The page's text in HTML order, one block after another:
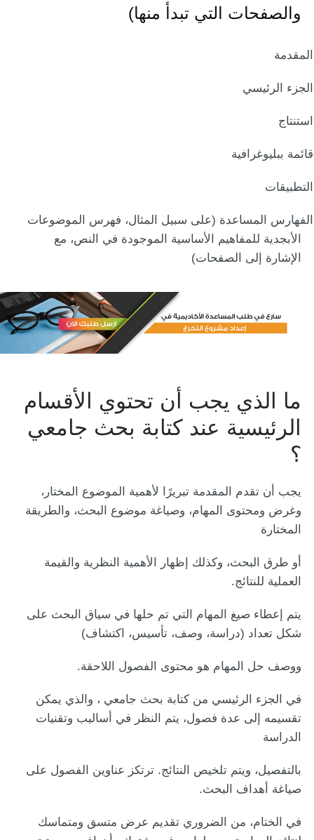
والصفحات التي تبدأ منها)
المقدمة
الجزء الرئيسي
استنتاج
قائمة ببليوغرافية
التطبيقات
الفهارس المساعدة (على سبيل المثال، فهرس الموضوعات
الأبجدية للمفاهيم الأساسية الموجودة في النص، مع
الإشارة إلى الصفحات)
ما الذي يجب أن تحتوي الأقسام
الرئيسية عند كتابة بحث جامعي
؟
يجب أن تقدم المقدمة تبريرًا لأهمية الموضوع المختار،
وغرض ومحتوى المهام، وصياغة موضوع البحث، والطريقة
المختارة
أو طرق البحث، وكذلك إظهار الأهمية النظرية والقيمة
العملية للنتائج.
يتم إعطاء صيغ المهام التي تم حلها في سياق البحث على
شكل تعداد (دراسة، وصف، تأسيس، اكتشاف)
ووصف حل المهام هو محتوى الفصول اللاحقة.
في الجزء الرئيسي من كتابة بحث جامعي ، والذي يمكن
تقسيمه إلى عدة فصول، يتم النظر في أساليب وتقنيات
الدراسة
بالتفصيل، ويتم تلخيص النتائج. ترتكز عناوين الفصول على
صياغة أهداف البحث.
في الختام، من الضروري تقديم عرض متسق ومتماسك